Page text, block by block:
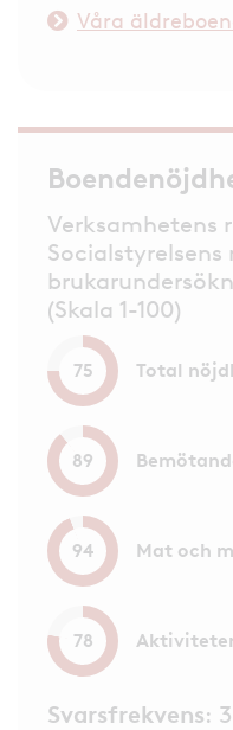
Våra
Verksamhetens
Socialstyrelsens
(Skala 1-100)
75 Total
89
94 Mat och
78
Svarsfrekvens: